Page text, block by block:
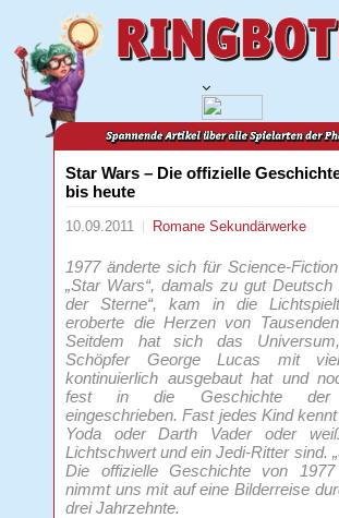
Star Wars – Die offizielle
bis heute
10.09.2011 RomaneSekundärwerke
1977 änderte sich für Science-
„Star Wars“, damals zu gut Deutsch
der Sterne“, kam in die
eroberte die Herzen von
Seitdem hat sich das
Schöpfer George Lucas mit
kontinuierlich ausgebaut hat und
fest in die Geschichte der
eingeschrieben. Fast jedes Kind
Yoda oder Darth Vader oder
Lichtschwert und ein Jedi-Ritter sind.
Die offizielle Geschichte von
nimmt uns mit auf eine Bilderreise
drei Jahrzehnte.